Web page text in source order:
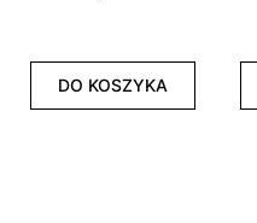
DO KOSZYKA